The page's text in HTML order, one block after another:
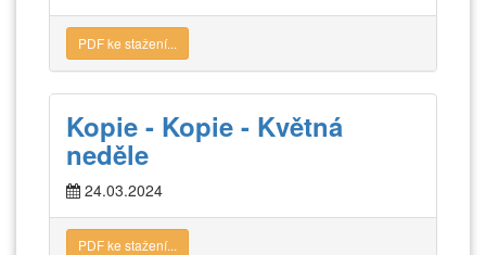
PDF ke stažení...
Kopie - Kopie - Květná
neděle
24.03.2024
PDF ke stažení...